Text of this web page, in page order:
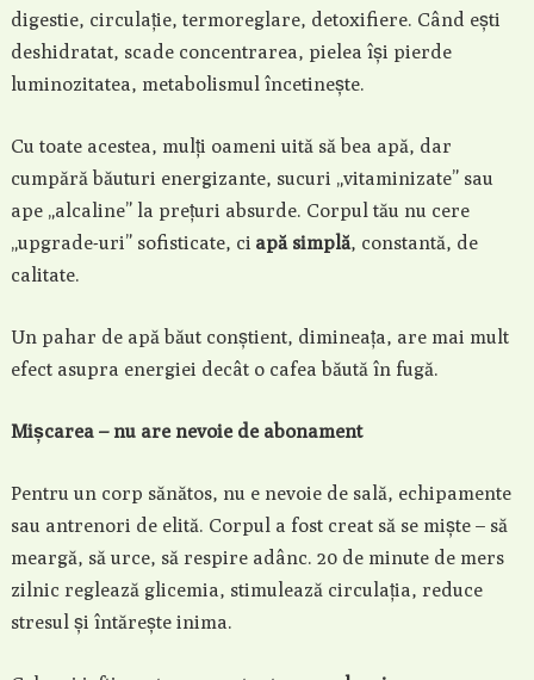
digestie, circulație, termoreglare, detoxifiere. Când ești
deshidratat, scade concentrarea, pielea își pierde
luminozitatea, metabolismul încetinește.
Cu toate acestea, mulți oameni uită să bea apă, dar
cumpără băuturi energizante, sucuri „vitaminizate” sau
ape „alcaline” la prețuri absurde. Corpul tău nu cere
„upgrade-uri” sofisticate, ci apă simplă, constantă, de
calitate.
Un pahar de apă băut conștient, dimineața, are mai mult
efect asupra energiei decât o cafea băută în fugă.
Mișcarea – nu are nevoie de abonament
Pentru un corp sănătos, nu e nevoie de sală, echipamente
sau antrenori de elită. Corpul a fost creat să se miște – să
meargă, să urce, să respire adânc. 20 de minute de mers
zilnic reglează glicemia, stimulează circulația, reduce
stresul și întărește inima.